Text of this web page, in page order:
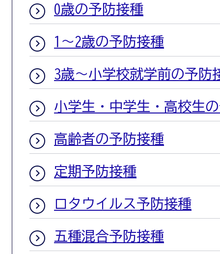
0歳の予防接種
1～2歳の予防接種
3歳～小学校就学前の予防
小学生・中学生・高校生
高齢者の予防接種
定期予防接種
ロタウイルス予防接種
五種混合予防接種